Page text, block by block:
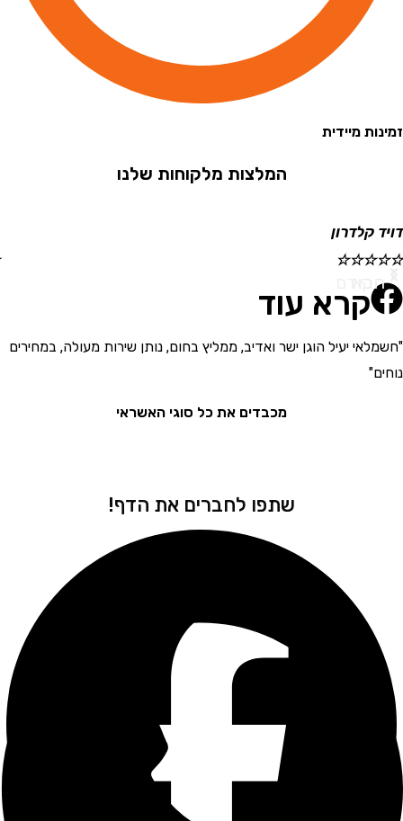
מיידית
המלצות מלקוחות שלנו
☆
☆
קרא עוד
יעיל הוגן ישר ואדיב, ממליץ בחום, נותן שירות מעולה, במחירים
מכבדים את כל סוגי האשראי
שתפו לחברים את הדף!